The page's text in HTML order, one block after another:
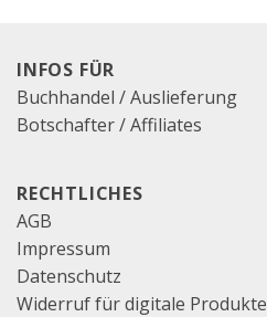
INFOS FÜR
Buchhandel / Auslieferung
Botschafter / Affiliates
RECHTLICHES
AGB
Impressum
Datenschutz
Widerruf für digitale Produkte